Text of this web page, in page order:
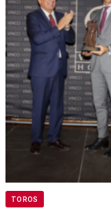
TOROS